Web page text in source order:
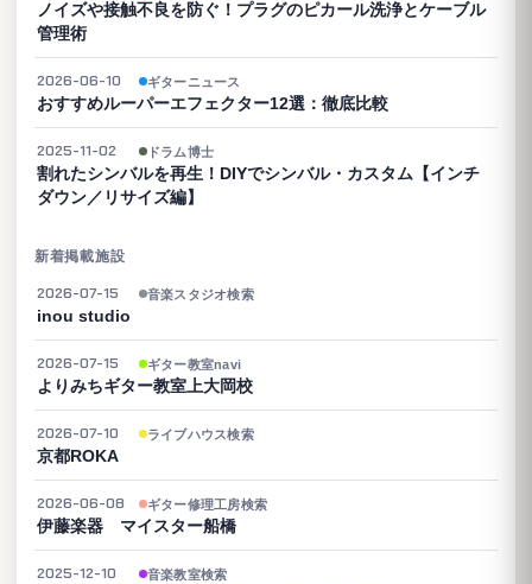
ノイズや接触不良を防ぐ！プラグのピカール洗浄とケーブル
管理術
2026-06-10 ギターニュース
おすすめルーパーエフェクター12選：徹底比較
2025-11-02 ドラム博士
割れたシンバルを再生！DIYでシンバル・カスタム【インチ
ダウン／リサイズ編】
新着掲載施設
2026-07-15 音楽スタジオ検索
inou studio
2026-07-15 ギター教室navi
よりみちギター教室上大岡校
2026-07-10 ライブハウス検索
京都ROKA
2026-06-08 ギター修理工房検索
伊藤楽器 マイスター船橋
2025-12-10 音楽教室検索